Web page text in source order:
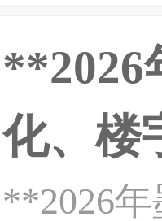
**2026
化、楼
**2026